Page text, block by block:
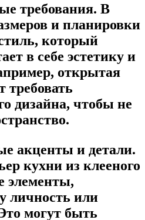
требования. В
и планировки
который
в себе эстетику и
открытая
требовать
дизайна, чтобы не
акценты и детали.
кухни из клееного
элементы,
личность или
могут быть